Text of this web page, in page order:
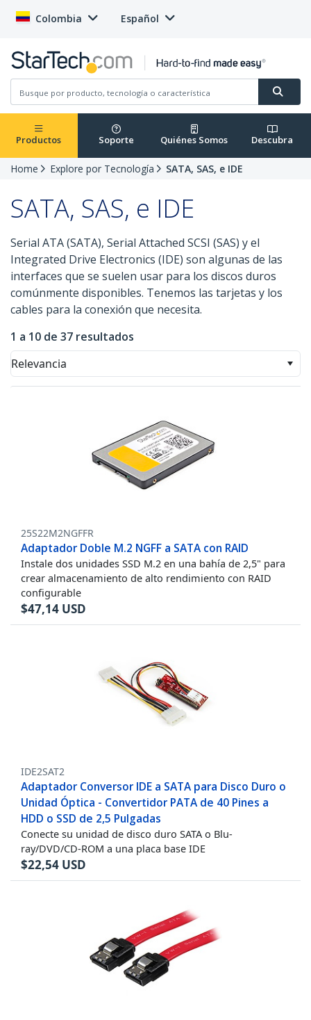
Colombia Español
Productos Soporte Quiénes Somos Descubra
Home Explore por Tecnología SATA, SAS, e IDE
SATA, SAS, e IDE
Serial ATA (SATA), Serial Attached SCSI (SAS) y el
Integrated Drive Electronics (IDE) son algunas de las
interfaces que se suelen usar para los discos duros
comúnmente disponibles. Tenemos las tarjetas y los
cables para la conexión que necesita.
1 a 10 de 37 resultados
Relevancia
25S22M2NGFFR
Adaptador Doble M.2 NGFF a SATA con RAID
Instale dos unidades SSD M.2 en una bahía de 2,5" para
crear almacenamiento de alto rendimiento con RAID
configurable
$47,14 USD
IDE2SAT2
Adaptador Conversor IDE a SATA para Disco Duro o
Unidad Óptica - Convertidor PATA de 40 Pines a
HDD o SSD de 2,5 Pulgadas
Conecte su unidad de disco duro SATA o Blu-
ray/DVD/CD-ROM a una placa base IDE
$22,54 USD